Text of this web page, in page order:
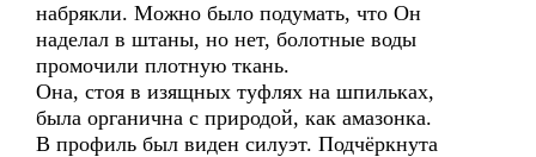
набрякли. Можно было подумать, что Он
наделал в штаны, но нет, болотные воды
промочили плотную ткань.
Она, стоя в изящных туфлях на шпильках,
была органична с природой, как амазонка.
В профиль был виден силуэт. Подчёркнута